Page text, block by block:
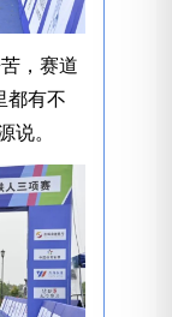
，赛道
都有不
。